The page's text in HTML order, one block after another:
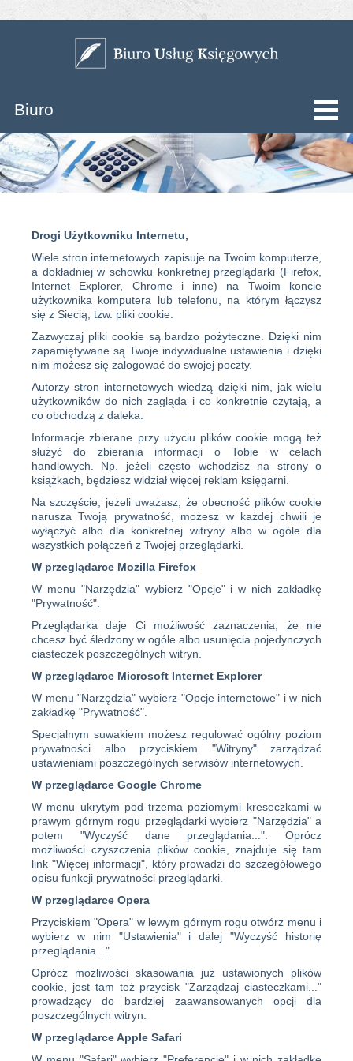
Biuro
Drogi Użytkowniku Internetu,
Wiele stron internetowych zapisuje na Twoim komputerze,
a dokładniej w schowku konkretnej przeglądarki (Firefox,
Internet Explorer, Chrome i inne) na Twoim koncie
użytkownika komputera lub telefonu, na którym łączysz
się z Siecią, tzw. pliki cookie.
Zazwyczaj pliki cookie są bardzo pożyteczne. Dzięki nim
zapamiętywane są Twoje indywidualne ustawienia i dzięki
nim możesz się zalogować do swojej poczty.
Autorzy stron internetowych wiedzą dzięki nim, jak wielu
użytkowników do nich zagląda i co konkretnie czytają, a
co obchodzą z daleka.
Informacje zbierane przy użyciu plików cookie mogą też
służyć do zbierania informacji o Tobie w celach
handlowych. Np. jeżeli często wchodzisz na strony o
książkach, będziesz widział więcej reklam księgarni.
Na szczęście, jeżeli uważasz, że obecność plików cookie
narusza Twoją prywatność, możesz w każdej chwili je
wyłączyć albo dla konkretnej witryny albo w ogóle dla
wszystkich połączeń z Twojej przeglądarki.
W przeglądarce Mozilla Firefox
W menu "Narzędzia" wybierz "Opcje" i w nich zakładkę
"Prywatność".
Przeglądarka daje Ci możliwość zaznaczenia, że nie
chcesz być śledzony w ogóle albo usunięcia pojedynczych
ciasteczek poszczególnych witryn.
W przeglądarce Microsoft Internet Explorer
W menu "Narzędzia" wybierz "Opcje internetowe" i w nich
zakładkę "Prywatność".
Specjalnym suwakiem możesz regulować ogólny poziom
prywatności albo przyciskiem "Witryny" zarządzać
ustawieniami poszczególnych serwisów internetowych.
W przeglądarce Google Chrome
W menu ukrytym pod trzema poziomymi kreseczkami w
prawym górnym rogu przeglądarki wybierz "Narzędzia" a
potem "Wyczyść dane przeglądania...". Oprócz
możliwości czyszczenia plików cookie, znajduje się tam
link "Więcej informacji", który prowadzi do szczegółowego
opisu funkcji prywatności przeglądarki.
W przeglądarce Opera
Przyciskiem "Opera" w lewym górnym rogu otwórz menu i
wybierz w nim "Ustawienia" i dalej "Wyczyść historię
przeglądania...".
Oprócz możliwości skasowania już ustawionych plików
cookie, jest tam też przycisk "Zarządzaj ciasteczkami..."
prowadzący do bardziej zaawansowanych opcji dla
poszczególnych witryn.
W przeglądarce Apple Safari